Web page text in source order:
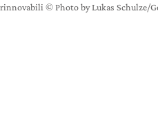
© Photo by Lukas Schulze/